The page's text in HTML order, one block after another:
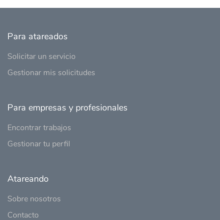
Para atareados
Solicitar un servicio
Gestionar mis solicitudes
Para empresas y profesionales
Encontrar trabajos
Gestionar tu perfil
Atareando
Sobre nosotros
Contacto